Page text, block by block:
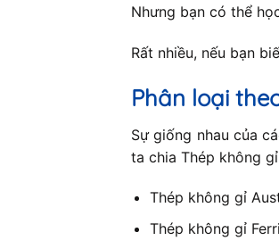
Nhưng bạn có thể
Rất nhiều, nếu bạn
Phân loại
Sự giống nhau của
ta chia Thép không
Thép không gỉ
Thép không gỉ